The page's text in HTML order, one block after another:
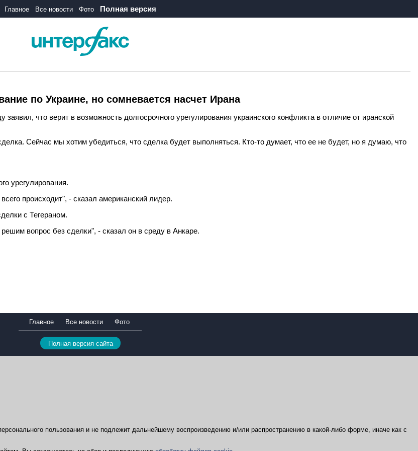
Главное Все новости Фото Полная версия
по Украине, но сомневается насчет Ирана
что верит в возможность долгосрочного урегулирования украинского конфликта в отличие от иранской
Сейчас мы хотим убедиться, что сделка будет выполняться. Кто-то думает, что ее не будет, но я думаю, что
урегулирования.
происходит", - сказал американский лидер.
с Тегераном.
вопрос без сделки", - сказал он в среду в Анкаре.
Главное Все новости Фото
Полная версия сайта
пользования и не подлежит дальнейшему воспроизведению и/или распространению в какой-либо форме, иначе как с